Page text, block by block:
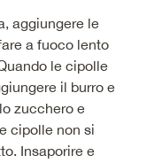
aggiungere le
a fuoco lento
le cipolle
il burro e
zucchero e
cipolle non si
Insaporire e